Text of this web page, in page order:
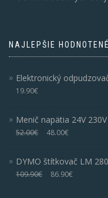
NAJLEPŠIE
Elektronický
19.90€
Menič napätia 24V
52.00€ 48.00€
DYMO štítkovač LM
109.90€ 86.90€